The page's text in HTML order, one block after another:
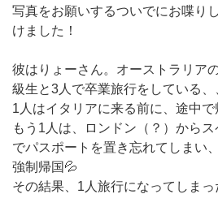
写真をお願いするついでにお喋り
けました！
彼はりょーさん。オーストラリア
級生と3人で卒業旅行をしている
1人はイタリアに来る前に、途中で
もう1人は、ロンドン（？）から
でパスポートを置き忘れてしまい
強制帰国💦
その結果、1人旅行になってしま